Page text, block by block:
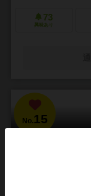
73
興味あり
No.15